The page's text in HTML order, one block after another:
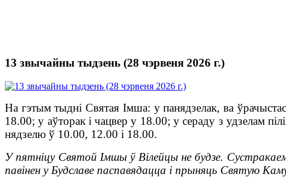
13 звычайны тыдзень (28 чэрвеня 2026 г.)
На гэтым тыдні Святая Імша: у панядзелак, ва
18.00; у аўторак і чацвер у 18.00; у сераду з удзелам
нядзелю ў 10.00, 12.00 і 18.00.
У пятніцу Святой Імшы ў Вілейцы не будзе.
павінен у Будславе паспавядацца і прыняць Святую